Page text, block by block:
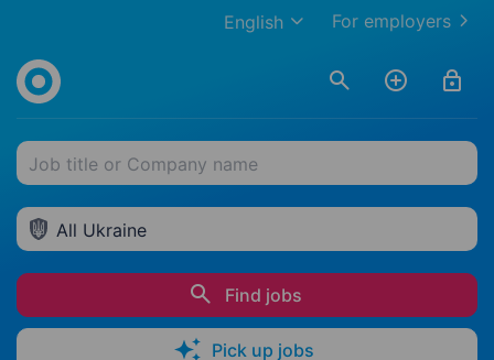
For employers
English
Job title or Company name
All Ukraine
Find jobs
Pick up jobs